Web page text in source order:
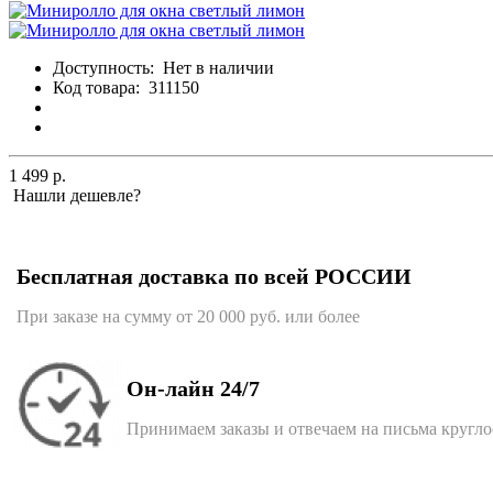
Доступность: Нет в наличии
Код товара: 311150
1 499 р.
Нашли дешевле?
Бесплатная доставка по всей РОССИИ
При заказе на сумму от 20 000 руб. или более
Он-лайн 24/7
Принимаем заказы и отвечаем на письма